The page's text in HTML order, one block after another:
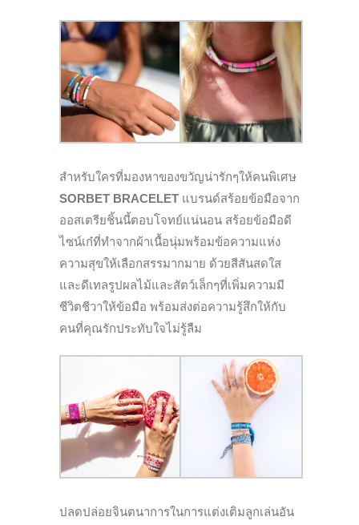
สำหรับใครที่มองหาของขวัญน่ารักๆให้คนพิเศษ
SORBET BRACELET แบรนด์สร้อยข้อมือจาก
ออสเตรียชิ้นนี้ตอบโจทย์แน่นอน สร้อยข้อมือดี
ไซน์เก๋ที่ทำจากผ้าเนื้อนุ่มพร้อมข้อความแห่ง
ความสุขให้เลือกสรรมากมาย ด้วยสีสันสดใส
และดีเทลรูปผลไม้และสัตว์เล็กๆที่เพิ่มความมี
ชีวิตชีวาให้ข้อมือ พร้อมส่งต่อความรู้สึกให้กับ
คนที่คุณรักประทับใจไม่รู้ลืม
ปลดปล่อยจินตนาการในการแต่งเติมลูกเล่นอัน